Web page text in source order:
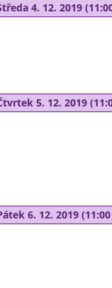
4. 12. 2019
5. 12. 2019
6. 12. 2019